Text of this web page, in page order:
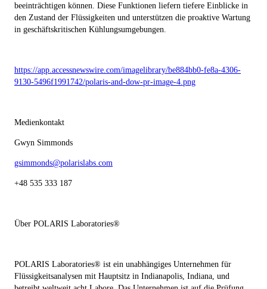
beeinträchtigen können. Diese Funktionen liefern tiefere Einblicke in
den Zustand der Flüssigkeiten und unterstützen die proaktive Wartung
in geschäftskritischen Kühlungsumgebungen.
https://app.accessnewswire.com/imagelibrary/be884bb0-fe8a-4306-
9130-5496f1991742/polaris-and-dow-pr-image-4.png
Medienkontakt
Gwyn Simmonds
gsimmonds@polarislabs.com
+48 535 333 187
Über POLARIS Laboratories®
POLARIS Laboratories® ist ein unabhängiges Unternehmen für
Flüssigkeitsanalysen mit Hauptsitz in Indianapolis, Indiana, und